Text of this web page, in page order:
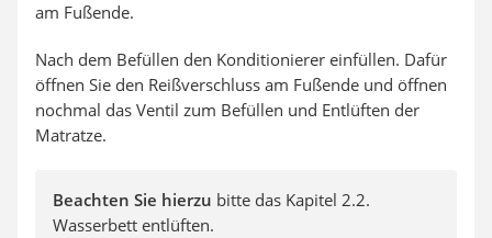
am Fußende.
Nach dem Befüllen den Konditionierer einfüllen. Dafür
öffnen Sie den Reißverschluss am Fußende und öffnen
nochmal das Ventil zum Befüllen und Entlüften der
Matratze.
Beachten Sie hierzu bitte das Kapitel 2.2.
Wasserbett entlüften.